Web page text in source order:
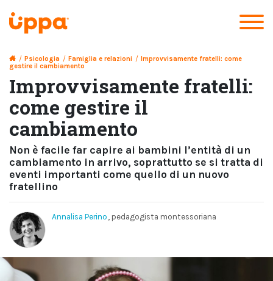
/ Psicologia / Famiglia e relazioni /
Improvvisamente fratelli: come
gestire il cambiamento
Improvvisamente fratelli:
come gestire il
cambiamento
Non è facile far capire ai bambini l’entità di un
cambiamento in arrivo, soprattutto se si tratta di
eventi importanti come quello di un nuovo
fratellino
Annalisa Perino , pedagogista montessoriana